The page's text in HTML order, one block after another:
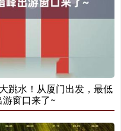
跳水！从厦门出发，最低
窗口来了~